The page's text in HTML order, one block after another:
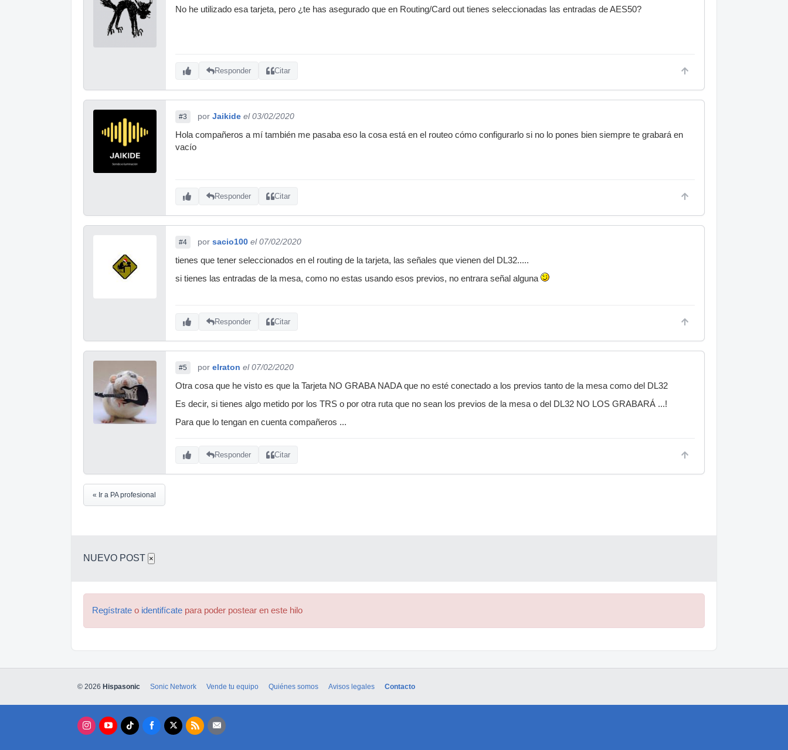
No he utilizado esa tarjeta, pero ¿te has asegurado que en Routing/Card out tienes seleccionadas las entradas de AES50?
Responder Citar
#3 por Jaikide el 03/02/2020
Hola compañeros a mí también me pasaba eso la cosa está en el routeo cómo configurarlo si no lo pones bien siempre te grabará en
vacío
Responder Citar
#4 por sacio100 el 07/02/2020
tienes que tener seleccionados en el routing de la tarjeta, las señales que vienen del DL32.....
si tienes las entradas de la mesa, como no estas usando esos previos, no entrara señal alguna
Responder Citar
#5 por elraton el 07/02/2020
Otra cosa que he visto es que la Tarjeta NO GRABA NADA que no esté conectado a los previos tanto de la mesa como del DL32
Es decir, si tienes algo metido por los TRS o por otra ruta que no sean los previos de la mesa o del DL32 NO LOS GRABARÁ ...!
Para que lo tengan en cuenta compañeros ...
Responder Citar
« Ir a PA profesional
NUEVO POST ×
Regístrate o identifícate para poder postear en este hilo
© 2026 Hispasonic Sonic Network Vende tu equipo Quiénes somos Avisos legales Contacto